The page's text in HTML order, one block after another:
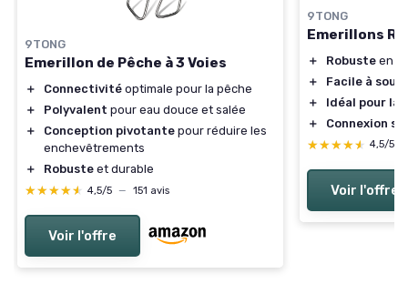
9TONG
Emerillon de Pêche à 3 Voies
＋ Connectivité optimale pour la pêche
＋
Polyvalent pour eau douce et salée
＋
Conception pivotante pour réduire les
enchevêtrements
＋
Robuste et durable
★★★★★
★★★★★ 4,5/5 — 151 avis
Voir l'offre
9TONG
Emerillons
＋ Robuste en
＋
Facile à
＋
Idéal pour la
＋
Connexion
★★★★★
★★★★★ 4,5/5
Voir l'offre